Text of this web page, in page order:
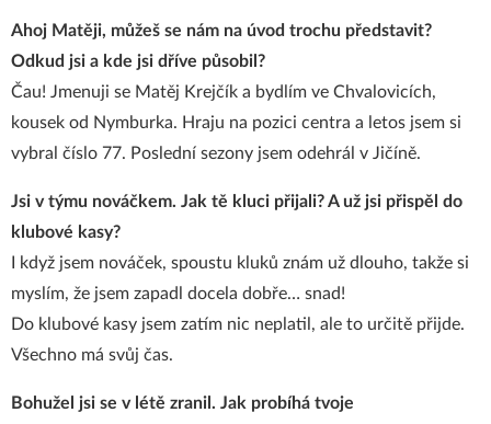
Ahoj Matěji, můžeš se nám na úvod trochu představit?
Odkud jsi a kde jsi dříve působil?
Čau! Jmenuji se Matěj Krejčík a bydlím ve Chvalovicích,
kousek od Nymburka. Hraju na pozici centra a letos jsem si
vybral číslo 77. Poslední sezony jsem odehrál v Jičíně.
Jsi v týmu nováčkem. Jak tě kluci přijali? A už jsi přispěl do
klubové kasy?
I když jsem nováček, spoustu kluků znám už dlouho, takže si
myslím, že jsem zapadl docela dobře… snad!
Do klubové kasy jsem zatím nic neplatil, ale to určitě přijde.
Všechno má svůj čas.
Bohužel jsi se v létě zranil. Jak probíhá tvoje